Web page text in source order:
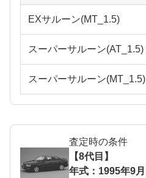
EXサルーン(MT_1.5)
スーパーサルーン(AT_1.5)
スーパーサルーン(MT_1.5)
査定時の条件
【8代目】
年式：1995年9月